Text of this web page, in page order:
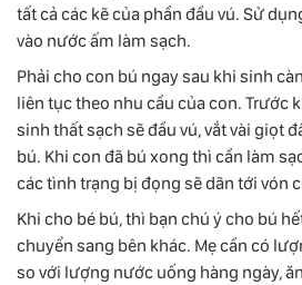
tất cả các kẽ của phần đầu vú. Sử
vào nước ấm làm sạch.
Phải cho con bú ngay sau khi sinh
liên tục theo nhu cầu của con. Trước
sinh thất sạch sẽ đầu vú, vắt vài giọt
bú. Khi con đã bú xong thì cần làm
các tình trạng bị đọng sẽ dãn tới vón
Khi cho bé bú, thì bạn chú ý cho bú
chuyển sang bên khác. Mẹ cần có
so với lượng nước uống hàng ngày,